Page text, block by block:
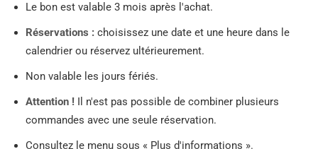
Le bon est valable 3 mois après l'achat.
Réservations : choisissez une date et une heure dans le
calendrier ou réservez ultérieurement.
Non valable les jours fériés.
Attention ! Il n'est pas possible de combiner plusieurs
commandes avec une seule réservation.
Consultez le menu sous « Plus d'informations ».